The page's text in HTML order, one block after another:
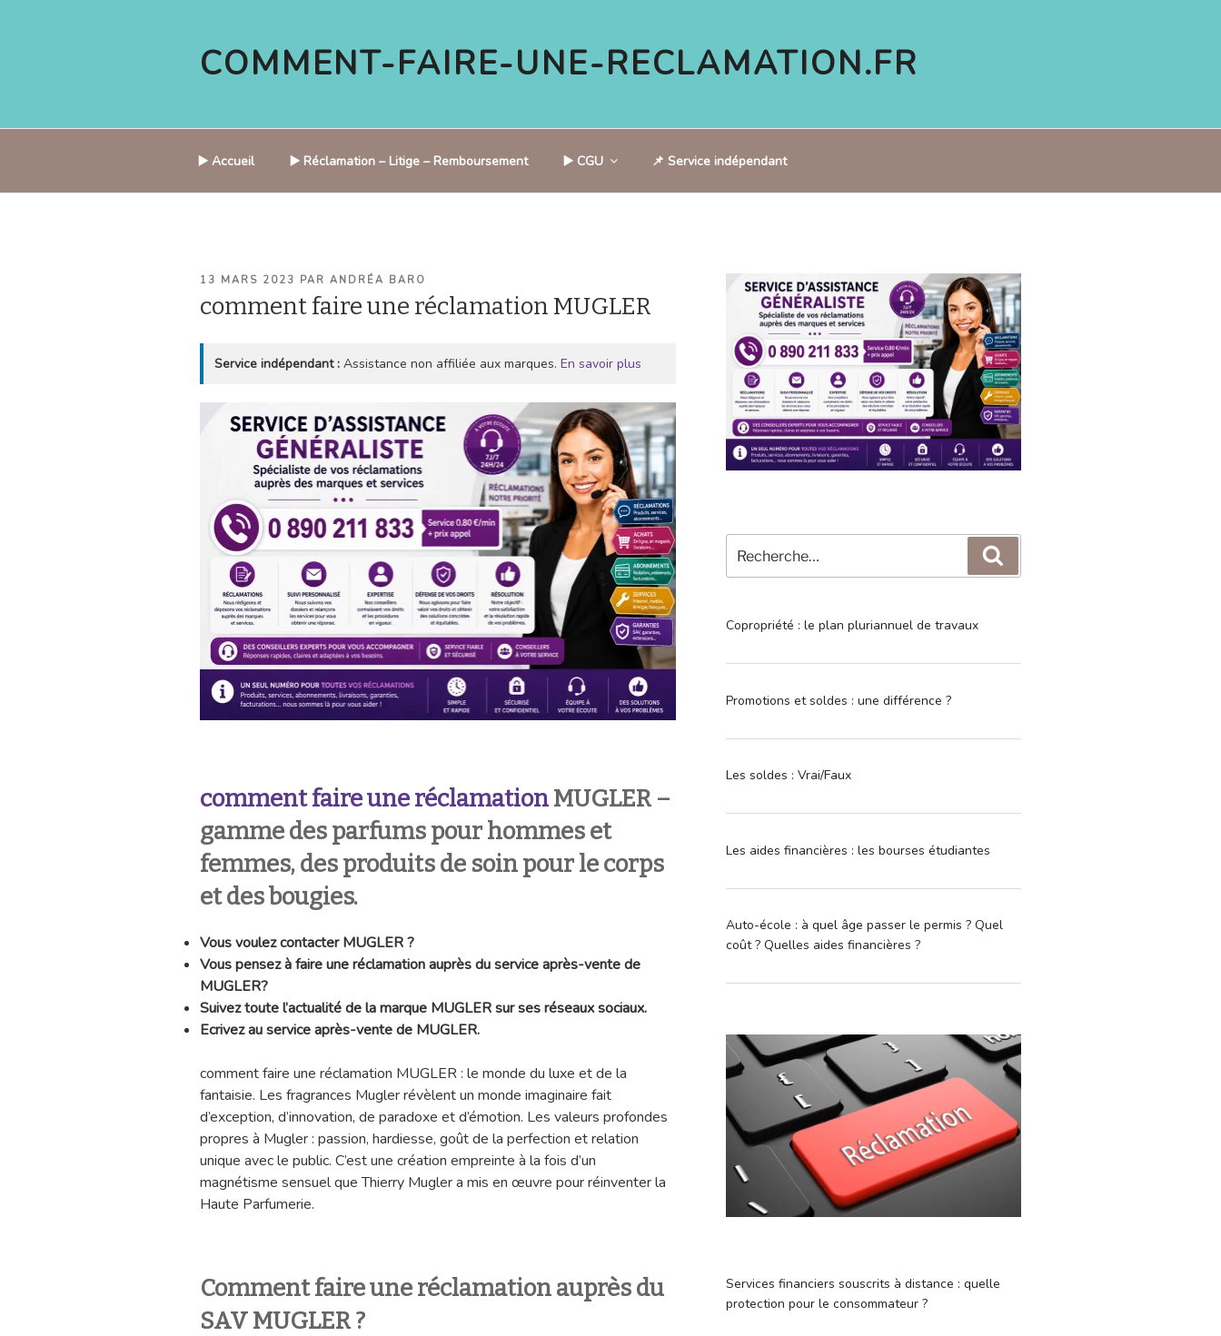
COMMENT-FAIRE-UNE-RECLAMATION.FR
▶️ Accueil ▶️ Réclamation – Litige – Remboursement ▶️ CGU 📌 Service indépendant
PUBLIÉ
13 MARS 2023 PAR ANDRÉA BARO
comment faire une réclamation MUGLER
Service indépendant : Assistance non affiliée aux marques. En savoir plus
comment faire une réclamationMUGLER –
gamme des parfums pour hommes et
femmes, des produits de soin pour le corps
et des bougies.
Vous voulez contacter MUGLER ?
Vous pensez à faire une réclamation auprès du service après-vente de
MUGLER?
Suivez toute l’actualité de la marque MUGLER sur ses réseaux sociaux.
Ecrivez au service après-vente de MUGLER.
comment faire une réclamation MUGLER : le monde du luxe et de la
fantaisie. Les fragrances Mugler révèlent un monde imaginaire fait
d’exception, d’innovation, de paradoxe et d’émotion. Les valeurs profondes
propres à Mugler : passion, hardiesse, goût de la perfection et relation
unique avec le public. C’est une création empreinte à la fois d’un
magnétisme sensuel que Thierry Mugler a mis en œuvre pour réinventer la
Haute Parfumerie.
Comment faire une réclamation auprès du
SAV MUGLER ?
pour
:
Copropriété : le plan pluriannuel de travaux
Promotions et soldes : une différence ?
Les soldes : Vrai/Faux
Les aides financières : les bourses étudiantes
Auto-école : à quel âge passer le permis ? Quel
coût ? Quelles aides financières ?
Services financiers souscrits à distance : quelle
protection pour le consommateur ?